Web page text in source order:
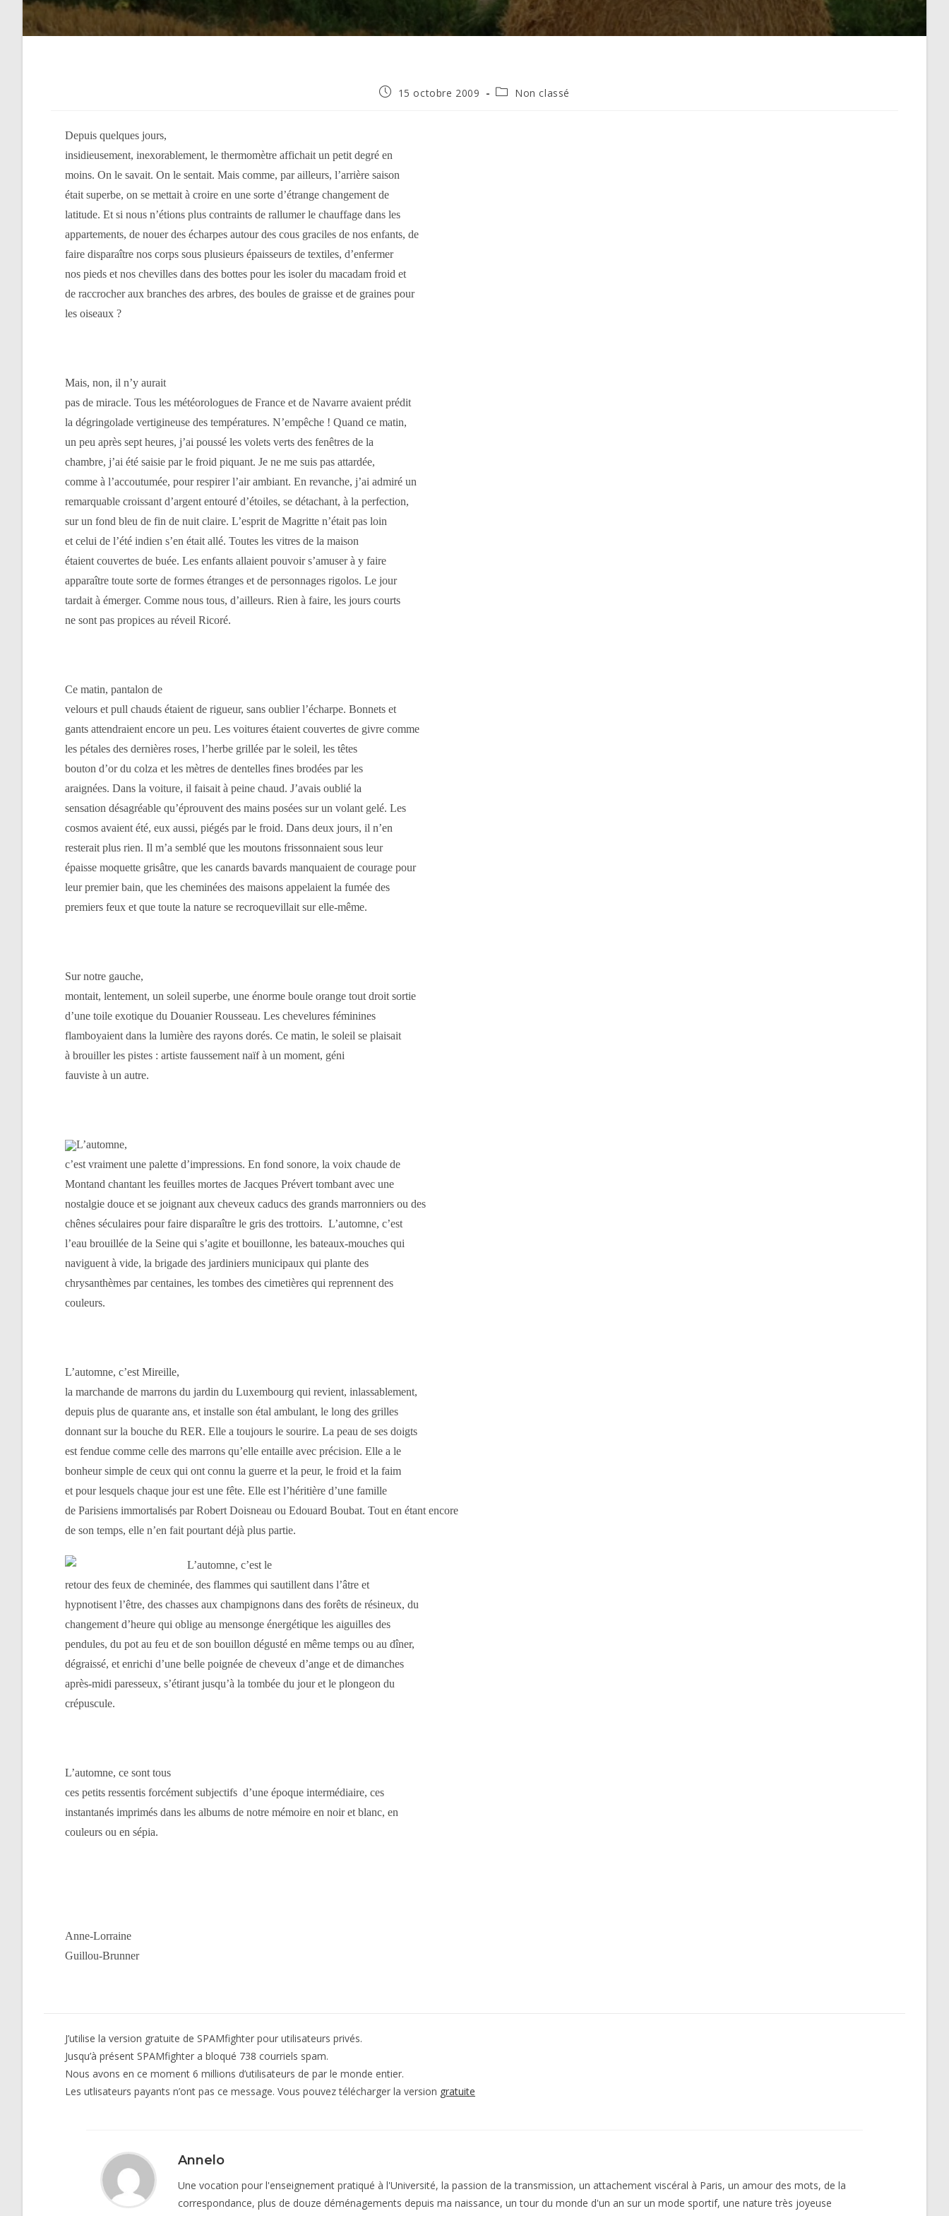
Publication
15 octobre 2009
PostNon classé
Depuis quelques jours,
insidieusement, inexorablement, le thermomètre affichait un petit degré en
moins. On le savait. On le sentait. Mais comme, par ailleurs, l’arrière saison
était superbe, on se mettait à croire en une sorte d’étrange changement de
latitude. Et si nous n’étions plus contraints de rallumer le chauffage dans les
appartements, de nouer des écharpes autour des cous graciles de nos enfants, de
faire disparaître nos corps sous plusieurs épaisseurs de textiles, d’enfermer
nos pieds et nos chevilles dans des bottes pour les isoler du macadam froid et
de raccrocher aux branches des arbres, des boules de graisse et de graines pour
les oiseaux ?
Mais, non, il n’y aurait
pas de miracle. Tous les météorologues de France et de Navarre avaient prédit
la dégringolade vertigineuse des températures. N’empêche ! Quand ce matin,
un peu après sept heures, j’ai poussé les volets verts des fenêtres de la
chambre, j’ai été saisie par le froid piquant. Je ne me suis pas attardée,
comme à l’accoutumée, pour respirer l’air ambiant. En revanche, j’ai admiré un
remarquable croissant d’argent entouré d’étoiles, se détachant, à la perfection,
sur un fond bleu de fin de nuit claire. L’esprit de Magritte n’était pas loin
et celui de l’été indien s’en était allé. Toutes les vitres de la maison
étaient couvertes de buée. Les enfants allaient pouvoir s’amuser à y faire
apparaître toute sorte de formes étranges et de personnages rigolos. Le jour
tardait à émerger. Comme nous tous, d’ailleurs. Rien à faire, les jours courts
ne sont pas propices au réveil Ricoré.
Ce matin, pantalon de
velours et pull chauds étaient de rigueur, sans oublier l’écharpe. Bonnets et
gants attendraient encore un peu. Les voitures étaient couvertes de givre comme
les pétales des dernières roses, l’herbe grillée par le soleil, les têtes
bouton d’or du colza et les mètres de dentelles fines brodées par les
araignées. Dans la voiture, il faisait à peine chaud. J’avais oublié la
sensation désagréable qu’éprouvent des mains posées sur un volant gelé. Les
cosmos avaient été, eux aussi, piégés par le froid. Dans deux jours, il n’en
resterait plus rien. Il m’a semblé que les moutons frissonnaient sous leur
épaisse moquette grisâtre, que les canards bavards manquaient de courage pour
leur premier bain, que les cheminées des maisons appelaient la fumée des
premiers feux et que toute la nature se recroquevillait sur elle-même.
Sur notre gauche,
montait, lentement, un soleil superbe, une énorme boule orange tout droit sortie
d’une toile exotique du Douanier Rousseau. Les chevelures féminines
flamboyaient dans la lumière des rayons dorés. Ce matin, le soleil se plaisait
à brouiller les pistes : artiste faussement naïf à un moment, géni
fauviste à un autre.
L’automne,
c’est vraiment une palette d’impressions. En fond sonore, la voix chaude de
Montand chantant les feuilles mortes de Jacques Prévert tombant avec une
nostalgie douce et se joignant aux cheveux caducs des grands marronniers ou des
chênes séculaires pour faire disparaître le gris des trottoirs. L’automne, c’est
l’eau brouillée de la Seine qui s’agite et bouillonne, les bateaux-mouches qui
naviguent à vide, la brigade des jardiniers municipaux qui plante des
chrysanthèmes par centaines, les tombes des cimetières qui reprennent des
couleurs.
L’automne, c’est Mireille,
la marchande de marrons du jardin du Luxembourg qui revient, inlassablement,
depuis plus de quarante ans, et installe son étal ambulant, le long des grilles
donnant sur la bouche du RER. Elle a toujours le sourire. La peau de ses doigts
est fendue comme celle des marrons qu’elle entaille avec précision. Elle a le
bonheur simple de ceux qui ont connu la guerre et la peur, le froid et la faim
et pour lesquels chaque jour est une fête. Elle est l’héritière d’une famille
de Parisiens immortalisés par Robert Doisneau ou Edouard Boubat. Tout en étant encore
de son temps, elle n’en fait pourtant déjà plus partie.
L’automne, c’est le
retour des feux de cheminée, des flammes qui sautillent dans l’âtre et
hypnotisent l’être, des chasses aux champignons dans des forêts de résineux, du
changement d’heure qui oblige au mensonge énergétique les aiguilles des
pendules, du pot au feu et de son bouillon dégusté en même temps ou au dîner,
dégraissé, et enrichi d’une belle poignée de cheveux d’ange et de dimanches
après-midi paresseux, s’étirant jusqu’à la tombée du jour et le plongeon du
crépuscule.
L’automne, ce sont tous
ces petits ressentis forcément subjectifs d’une époque intermédiaire, ces
instantanés imprimés dans les albums de notre mémoire en noir et blanc, en
couleurs ou en sépia.
Anne-Lorraine
Guillou-Brunner
J’utilise la version gratuite de SPAMfighter pour utilisateurs privés.
Jusqu’à présent SPAMfighter a bloqué 738 courriels spam.
Nous avons en ce moment 6 millions d’utilisateurs de par le monde entier.
Les utlisateurs payants n’ont pas ce message. Vous pouvez télécharger la version gratuite
Annelo
Une vocation pour l'enseignement pratiqué à l'Université, la passion de la transmission, un attachement viscéral à Paris, un amour des mots, de la
correspondance, plus de douze déménagements depuis ma naissance, un tour du monde d'un an sur un mode sportif, une nature très joyeuse